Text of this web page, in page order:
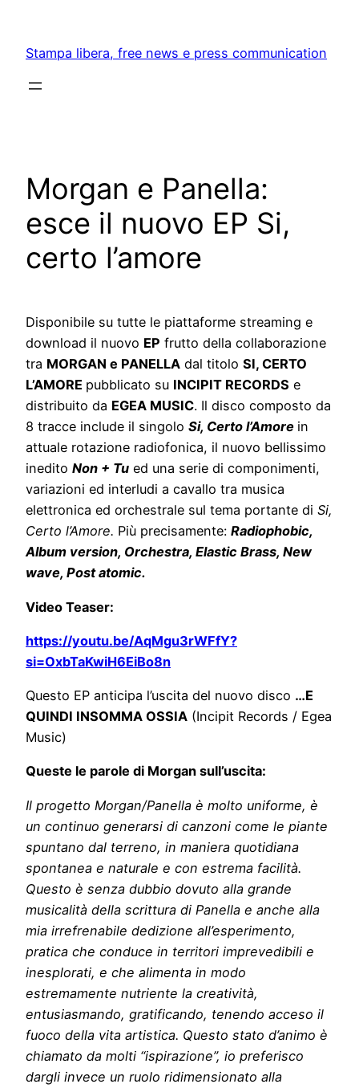
content
Stampa libera, free news e press communication
Morgan e Panella:
esce il nuovo EP Si,
certo l’amore
Disponibile su tutte le piattaforme streaming e
download il nuovo EP frutto della collaborazione
tra MORGAN e PANELLA dal titolo SI, CERTO
L’AMORE pubblicato su INCIPIT RECORDS e
distribuito da EGEA MUSIC. Il disco composto da
8 tracce include il singolo Si, Certo l’Amore in
attuale rotazione radiofonica, il nuovo bellissimo
inedito Non + Tu ed una serie di componimenti,
variazioni ed interludi a cavallo tra musica
elettronica ed orchestrale sul tema portante di Si,
Certo l’Amore. Più precisamente: Radiophobic,
Album version, Orchestra, Elastic Brass, New
wave, Post atomic.
Video Teaser:
https://youtu.be/AqMgu3rWFfY?
si=OxbTaKwiH6EiBo8n
Questo EP anticipa l’uscita del nuovo disco …E
QUINDI INSOMMA OSSIA (Incipit Records / Egea
Music)
Queste le parole di Morgan sull’uscita:
Il progetto Morgan/Panella è molto uniforme, è
un continuo generarsi di canzoni come le piante
spuntano dal terreno, in maniera quotidiana
spontanea e naturale e con estrema facilità.
Questo è senza dubbio dovuto alla grande
musicalità della scrittura di Panella e anche alla
mia irrefrenabile dedizione all’esperimento,
pratica che conduce in territori imprevedibili e
inesplorati, e che alimenta in modo
estremamente nutriente la creatività,
entusiasmando, gratificando, tenendo acceso il
fuoco della vita artistica. Questo stato d’animo è
chiamato da molti “ispirazione”, io preferisco
dargli invece un ruolo ridimensionato alla